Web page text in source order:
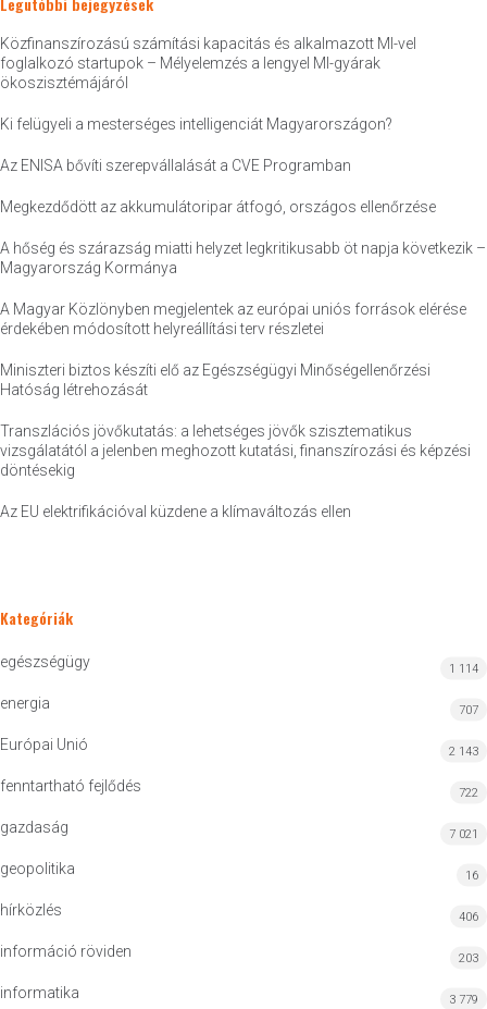
Közfinanszírozású számítási kapacitás és alkalmazott MI-vel
foglalkozó startupok – Mélyelemzés a lengyel MI-gyárak
ökoszisztémájáról
Ki felügyeli a mesterséges intelligenciát Magyarországon?
Az ENISA bővíti szerepvállalását a CVE Programban
Megkezdődött az akkumulátoripar átfogó, országos ellenőrzése
A hőség és szárazság miatti helyzet legkritikusabb öt napja következik –
Magyarország Kormánya
A Magyar Közlönyben megjelentek az európai uniós források elérése
érdekében módosított helyreállítási terv részletei
Miniszteri biztos készíti elő az Egészségügyi Minőségellenőrzési
Hatóság létrehozását
Transzlációs jövőkutatás: a lehetséges jövők szisztematikus
vizsgálatától a jelenben meghozott kutatási, finanszírozási és képzési
döntésekig
Az EU elektrifikációval küzdene a klímaváltozás ellen
Kategóriák
egészségügy 1 114
energia 707
Európai Unió 2 143
fenntartható fejlődés 722
gazdaság 7 021
geopolitika 16
hírközlés 406
információ röviden 203
informatika 3 779